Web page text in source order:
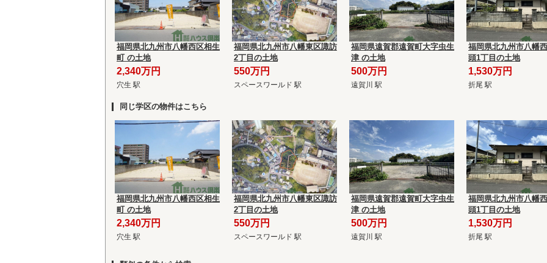
福岡県北九州市八幡西区相生
町 の土地
2,340万円
穴生 駅
福岡県北九州市八幡東区諏訪
2丁目の土地
550万円
スペースワールド 駅
福岡県遠賀郡遠賀町大字虫生
津 の土地
500万円
遠賀川 駅
福岡県北九州市八幡
頭1丁目の土地
1,530万円
折尾 駅
同じ学区の物件はこちら
福岡県北九州市八幡西区相生
町 の土地
2,340万円
穴生 駅
福岡県北九州市八幡東区諏訪
2丁目の土地
550万円
スペースワールド 駅
福岡県遠賀郡遠賀町大字虫生
津 の土地
500万円
遠賀川 駅
福岡県北九州市八幡
頭1丁目の土地
1,530万円
折尾 駅